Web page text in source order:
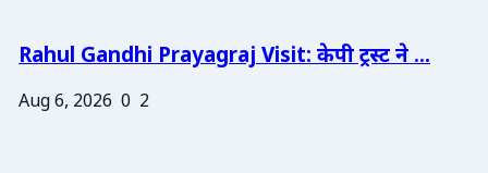
Rahul Gandhi Prayagraj Visit: केपी ट्रस्ट ने ...
Aug 6, 2026 0 2